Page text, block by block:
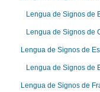
Lengua de Signos de
Lengua de Signos de
Lengua de Signos de
Lengua de Signos de
Lengua de Signos de